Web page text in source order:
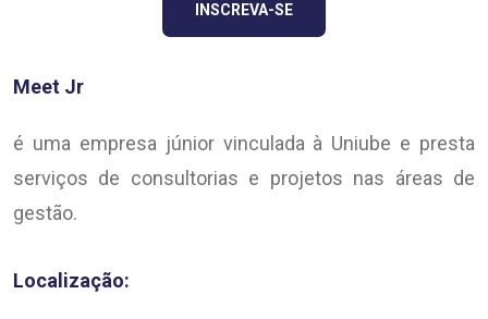
INSCREVA-SE
Meet Jr
é uma empresa júnior vinculada à Uniube e presta
serviços de consultorias e projetos nas áreas de
gestão.
Localização: